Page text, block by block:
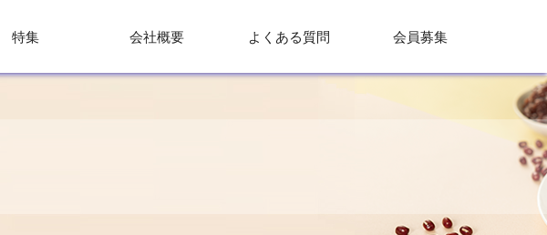
特集 会社概要 よくある質問 会員募集